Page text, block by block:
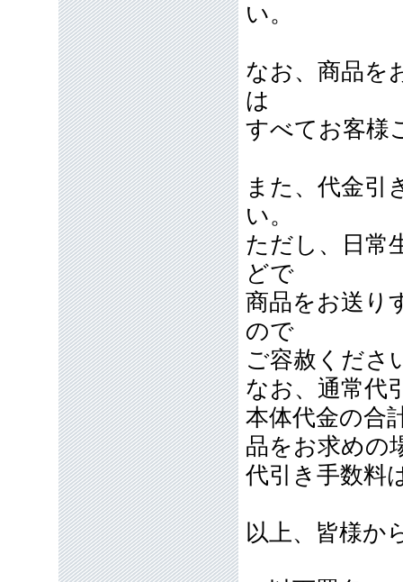
い。
なお、商品を
は
すべてお客様
また、代金引
い。
ただし、日常
どで
商品をお送り
ので
ご容赦くださ
なお、通常代
本体代金の合
品をお求めの
代引き手数料
以上、皆様か